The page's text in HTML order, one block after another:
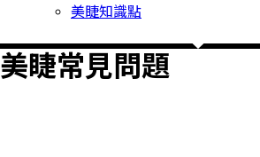
美睫知識點
美睫常見問題